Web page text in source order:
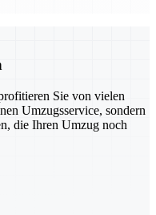
Sie von vielen
Umzugsservice, sondern
die Ihren Umzug noch